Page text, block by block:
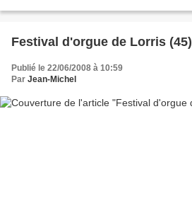
Festival d'orgue de Lorris (45)
Publié le 22/06/2008 à 10:59
Par Jean-Michel